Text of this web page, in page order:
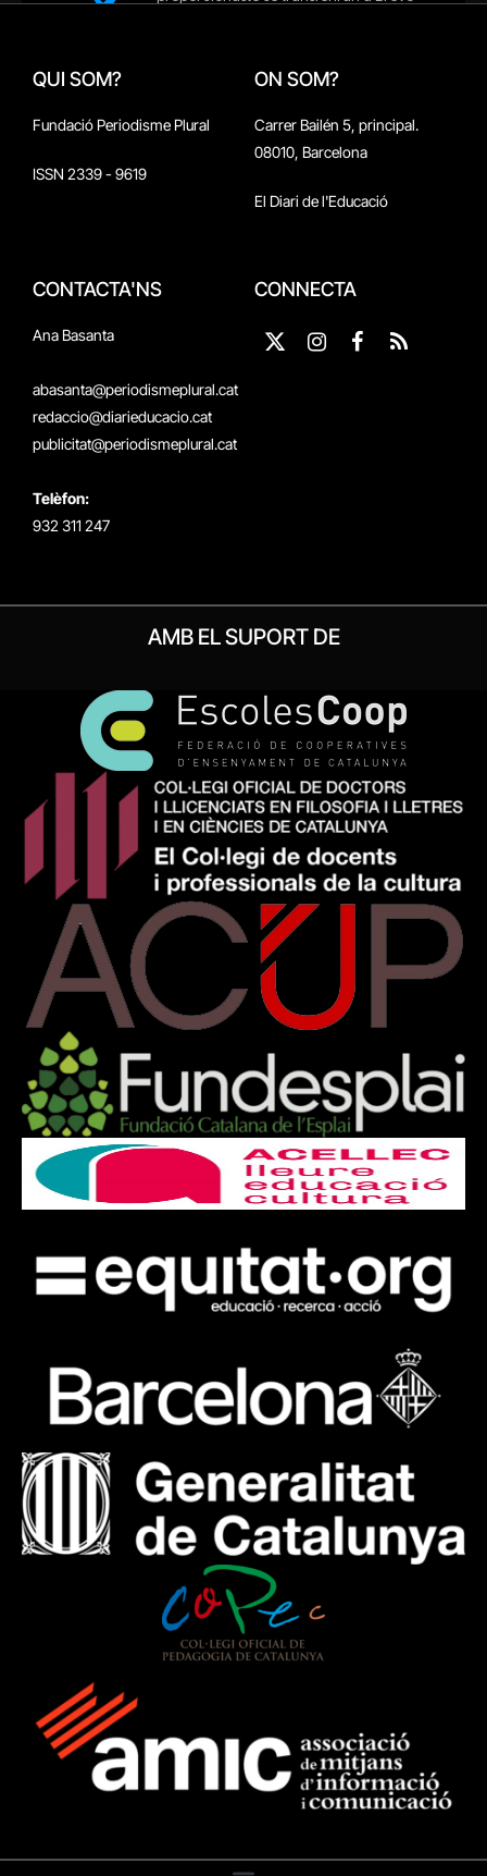
QUI SOM?
Fundació Periodisme Plural
ISSN 2339 - 9619
ON SOM?
Carrer Bailén 5, principal.
08010, Barcelona
El Diari de l'Educació
CONTACTA'NS
Ana Basanta
abasanta@periodismeplural.cat
redaccio@diarieducacio.cat
publicitat@periodismeplural.cat
Telèfon:
932 311 247
CONNECTA
X
Instagram
Facebook
RSS
AMB EL SUPORT DE